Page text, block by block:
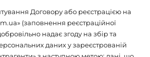
Договору або реєстрацією на
(заповнення реєстраційної
надає згоду на збір та
даних у зареєстрованій